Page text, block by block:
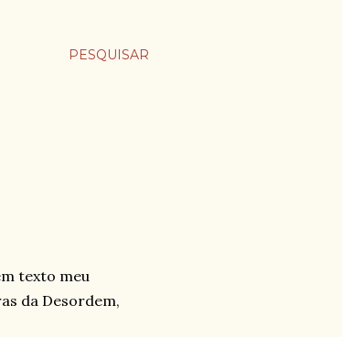
PESQUISAR
texto meu
da Desordem,